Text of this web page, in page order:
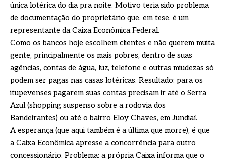
única lotérica do dia pra noite. Motivo teria sido problema
de documentação do proprietário que, em tese, é um
representante da Caixa Econômica Federal.
Como os bancos hoje escolhem clientes e não querem muita
gente, principalmente os mais pobres, dentro de suas
agências, contas de água, luz, telefone e outras miudezas só
podem ser pagas nas casas lotéricas. Resultado: para os
itupevenses pagarem suas contas precisam ir até o Serra
Azul (shopping suspenso sobre a rodovia dos
Bandeirantes) ou até o bairro Eloy Chaves, em Jundiaí.
A esperança (que aqui também é a última que morre), é que
a Caixa Econômica apresse a concorrência para outro
concessionário. Problema: a própria Caixa informa que o